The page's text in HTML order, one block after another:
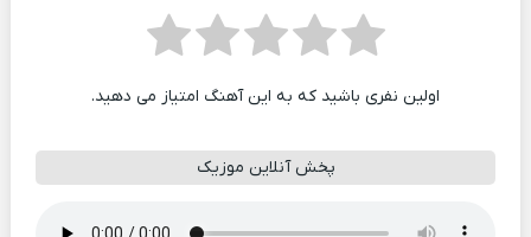
اولین نفری باشید که به این آهنگ امتیاز می دهید.
پخش آنلاین موزیک